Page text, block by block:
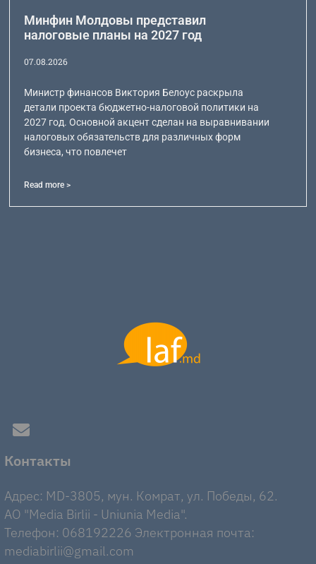
Минфин Молдовы представил
налоговые планы на 2027 год
07.08.2026
Министр финансов Виктория Белоус раскрыла
детали проекта бюджетно-налоговой политики на
2027 год. Основной акцент сделан на выравнивании
налоговых обязательств для различных форм
бизнеса, что повлечет
Read more >
Контакты
Адрес: MD-3805, мун. Комрат, ул. Победы, 62.
AO "Media Birlii - Uniunia Media".
Телефон: 068192226 Электронная почта:
mediabirlii@gmail.com